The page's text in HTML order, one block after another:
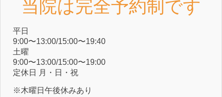
当院は完全予約制です
平⽇
9:00〜13:00/15:00〜19:40
⼟曜
9:00〜13:00/15:00〜19:00
定休⽇ ⽉・⽇・祝
※木曜日午後休みあり